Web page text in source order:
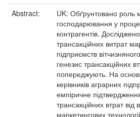
Abstract:
UK: Обґрунтовано роль
господарювання у
контрагентів.
трансакційних витрат
підприємств
генезис трансакційних
попереджують. На
керівників аграрних
емпіричне
трансакційних втрат
маркетингових